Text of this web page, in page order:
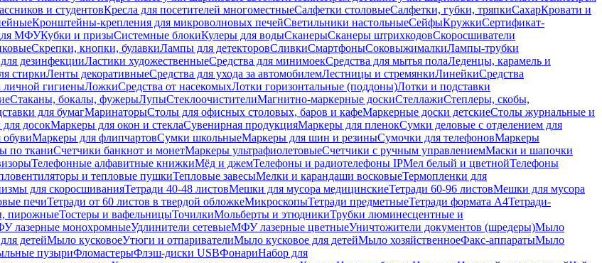
и студентовКресла для посетителей многоместныеСалфетки столовыеСалфетки, губки, тряпкиСахарКровати и
Кронштейны-крепления для микроволновых печейСветильники настольныеСейфыКружкиСертификат-
МФУКубки и призыСистемные блокиКулеры для водыСканерыСканеры штрихкодовСкоросшиватели
Скрепки, кнопки, булавкиЛампы для детекторовСливкиСмартфоныСоковыжималкиЛампы-трубки
дезинфекцииЛастики художественныеСредства для минимоекСредства для мытья полаЛеденцы, карамель и
стиркиЛенты декоративныеСредства для ухода за автомобилемЛестницы и стремянкиЛинейкиСредства
личной гигиеныЛожкиСредства от насекомыхЛотки горизонтальные (поддоны)Лотки и подставки
Стаканы, бокалы, фужерыЛупыСтеклоочистителиМагнитно-маркерные доскиСтеллажиСтеплеры, скобы,
для бумагМаринаторыСтолы для офисных столовых, баров и кафеМаркерные доски детскиеСтолы журнальные и
досокМаркеры для окон и стеклаСувенирная продукцияМаркеры для пленокСумки деловые с отделением для
Маркеры для флипчартовСумки школьныеМаркеры для шин и резиныСумочки для телефоновМаркеры
по тканиСчетчики банкнот и монетМаркеры ультрафиолетовыеСчетчики с ручным управлениемМаски и шапочки
Телефонные алфавитные книжкиМёд и джемТелефоны и радиотелефоны IPМел белый и цветнойТелефоны
и тепловые пушкиТепловые завесыМелки и карандаши восковыеТермопленки для
для скоросшиванияТетради 40-48 листовМешки для мусора медицинскиеТетради 60-96 листовМешки для мусора
печиТетради от 60 листов в твердой обложкеМикроскопыТетради предметныеТетради формата А4Тетради-
пирожныеТостеры и вафельницыТочилкиМольберты и этюдникиТрубки люминесцентные и
лазерные монохромныеУдлинители сетевыеМФУ лазерные цветныеУничтожители документов (шредеры)Мыло
детейМыло кусковоеУтюги и отпаривателиМыло кусковое для детейМыло хозяйственноеФакс-аппаратыМыло
пузыриФломастерыФлэш-диски USBФонариНабор для